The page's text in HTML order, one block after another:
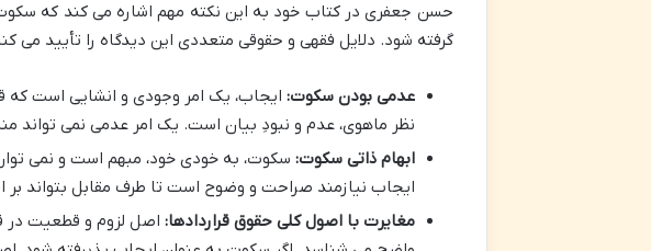
حسن جعفری در کتاب خود به این نکته مهم اشاره می کند که
گرفته شود. دلایل فقهی و حقوقی متعددی این دیدگاه را تأیید می
عدمی بودن سکوت: ایجاب، یک امر وجودی و انشایی است که
نظر ماهوی، عدم و نبودِ بیان است. یک امر عدمی نمی تواند
ابهام ذاتی سکوت: سکوت، به خودی خود، مبهم است و نمی
ایجاب نیازمند صراحت و وضوح است تا طرف مقابل بتواند
مغایرت با اصول کلی حقوق قراردادها: اصل لزوم و قطعیت در